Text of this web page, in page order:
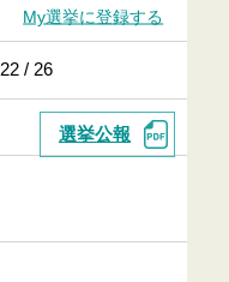
My選挙に登録する
22 / 26
選挙公報